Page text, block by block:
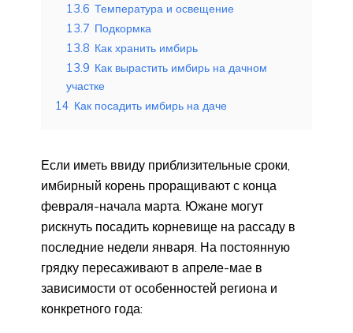
13.6 Температура и освещение
13.7 Подкормка
13.8 Как хранить имбирь
13.9 Как вырастить имбирь на дачном
участке
14 Как посадить имбирь на даче
Если иметь ввиду приблизительные сроки,
имбирный корень проращивают с конца
февраля-начала марта. Южане могут
рискнуть посадить корневище на рассаду в
последние недели января. На постоянную
грядку пересаживают в апреле-мае в
зависимости от особенностей региона и
конкретного года: